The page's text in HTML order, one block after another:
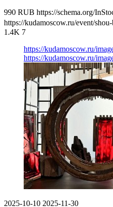
990 RUB https://schema.org/
https://kudamoscow.ru/event/
1.4K 7
https://kudamoscow.ru/
https://kudamoscow.ru/
2025-10-10 2025-11-30